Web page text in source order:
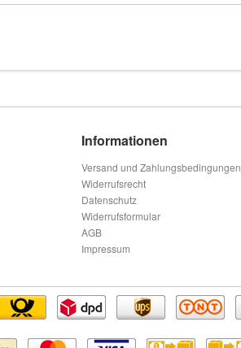
Informationen
Versand und Zahlungsbedingungen
Widerrufsrecht
Datenschutz
Widerrufsformular
AGB
Impressum